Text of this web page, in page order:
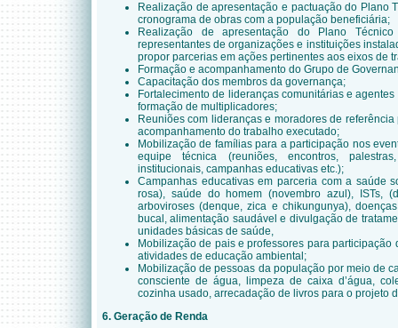
Realização de apresentação e pactuação do Plano
cronograma de obras com a população beneficiária;
Realização de apresentação do Plano
representantes de organizações e instituições
propor parcerias em ações pertinentes aos eixos de
Formação e acompanhamento do Grupo de
Capacitação dos membros da governança;
Fortalecimento de lideranças comunitárias e
formação de multiplicadores;
Reuniões com lideranças e moradores de
acompanhamento do trabalho executado;
Mobilização de famílias para a participação nos
equipe técnica (reuniões, encontros,
institucionais, campanhas educativas etc.);
Campanhas educativas em parceria com a saúde
rosa), saúde do homem (novembro azul), ISTs,
arboviroses (denque, zica e chikungunya),
bucal, alimentação saudável e divulgação de
unidades básicas de saúde,
Mobilização de pais e professores para participação
atividades de educação ambiental;
Mobilização de pessoas da população por meio de
consciente de água, limpeza de caixa d’água,
cozinha usado, arrecadação de livros para o projeto
6. Geração de Renda